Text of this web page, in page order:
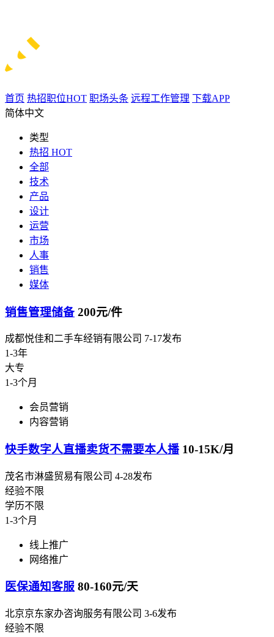
首页 热招职位HOT 职场头条 远程工作管理 下载APP
简体中文
类型
热招 HOT
全部
技术
产品
设计
运营
市场
人事
销售
媒体
销售管理储备 200元/件
成都悦佳和二手车经销有限公司 7-17发布
1-3年
大专
1-3个月
会员营销
内容营销
快手数字人直播卖货不需要本人播 10-15K/月
茂名市淋盛贸易有限公司 4-28发布
经验不限
学历不限
1-3个月
线上推广
网络推广
医保通知客服 80-160元/天
北京京东家办咨询服务有限公司 3-6发布
经验不限